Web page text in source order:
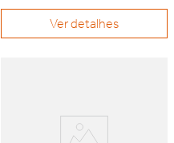
Ver detalhes